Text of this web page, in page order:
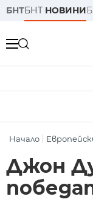
БНТБНТ НОВИНИ
Начало
Джон